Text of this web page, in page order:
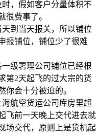
，假如客户分量体积不
很费事了。
到当天报关，所以铺位
报铺位，铺位少了很难
级署理公司铺位已经根
第2天起飞的过大宗的货
你会十分被迫的。
航空货运公司库房里超
飞前一天晚上交代进去就
场交代，原则上是货机起